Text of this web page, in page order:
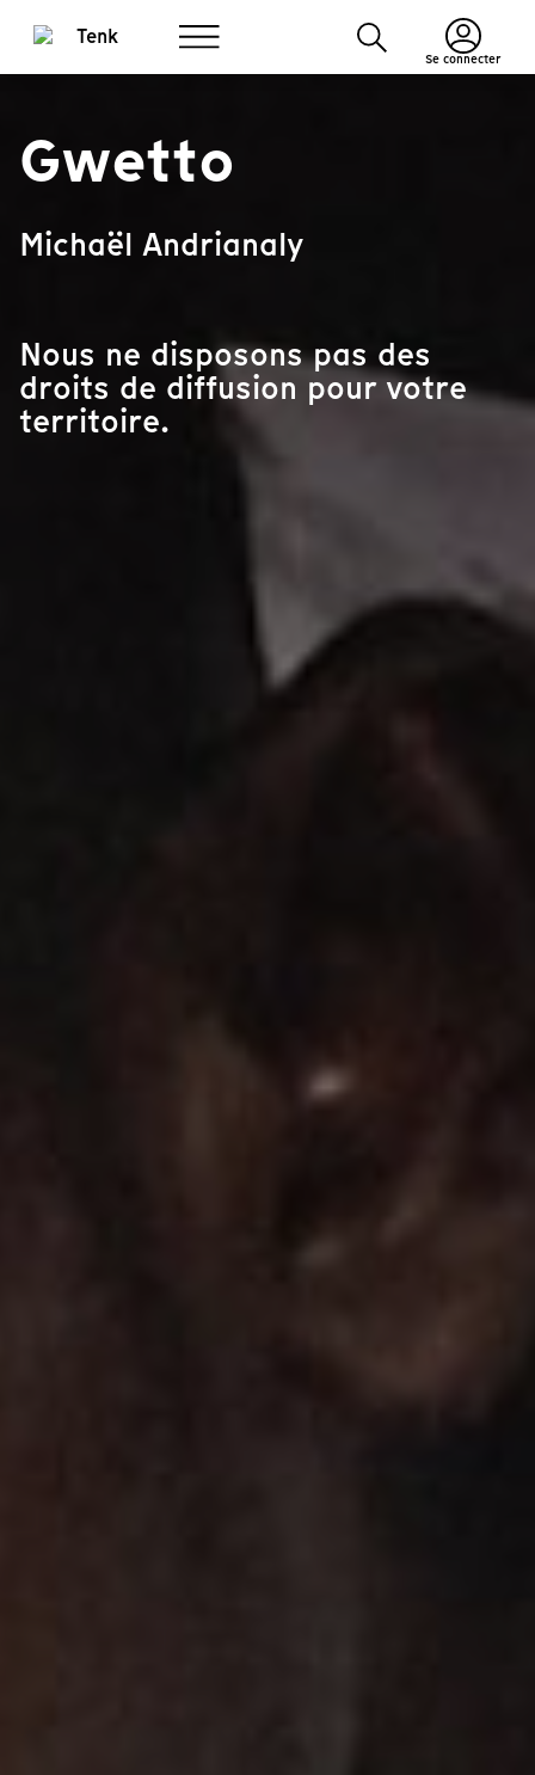
Se connecter
Gwetto
Michaël Andrianaly
Nous ne disposons pas des
droits de diffusion pour votre
territoire.